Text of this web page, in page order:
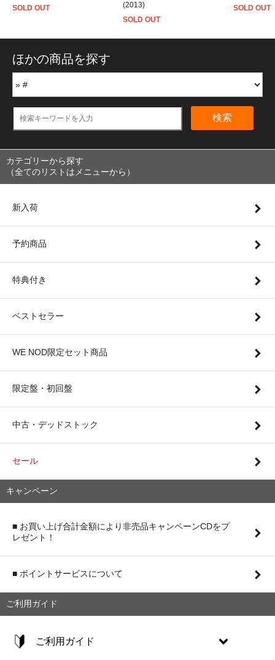
SOLD OUT
(2013)
SOLD OUT
SOLD OUT
ほかの商品を探す
検索
カテゴリーから探す
（全てのリストはメニューから）
新入荷
予約商品
特典付き
ベストセラー
WE NOD限定セット商品
限定盤・初回盤
中古・デッドストック
セール
キャンペーン
■ お買い上げ合計金額により非売品キャンペーンCDをプ
レゼント！
■ ポイントサービスについて
ご利用ガイド
ご利用ガイド